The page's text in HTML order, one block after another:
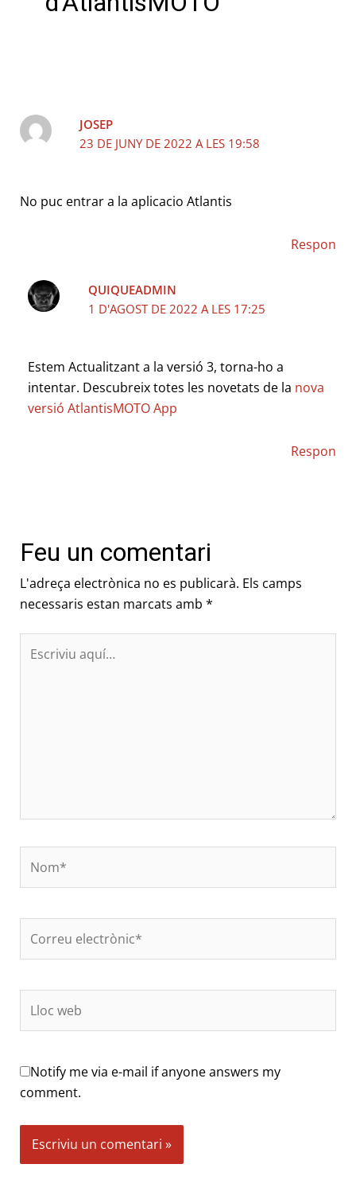
JOSEP
23 DE JUNY DE 2022 A LES 19:58
No puc entrar a la aplicacio Atlantis
Respon
QUIQUEADMIN
1 D'AGOST DE 2022 A LES 17:25
Estem Actualitzant a la versió 3, torna-ho a
intentar. Descubreix totes les novetats de la nova
versió AtlantisMOTO App
Respon
Feu un comentari
L'adreça electrònica no es publicarà. Els camps
necessaris estan marcats amb *
aquí…
electrònic*
web
Notify me via e-mail if anyone answers my
comment.